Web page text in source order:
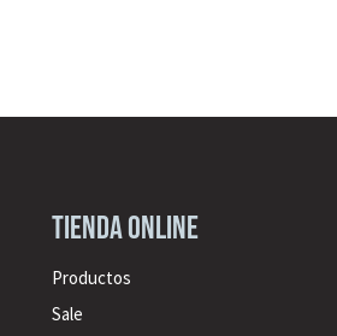
Tienda online
Productos
Sale